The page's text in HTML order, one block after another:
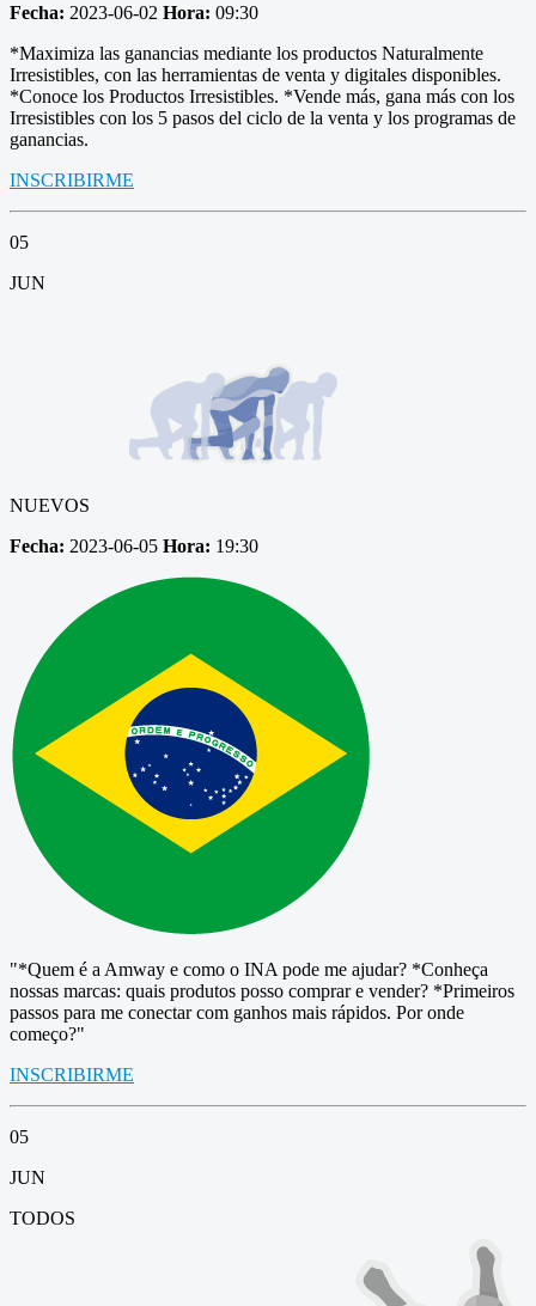
Fecha: 2023-06-02 Hora: 09:30
*Maximiza las ganancias mediante los productos Naturalmente
Irresistibles, con las herramientas de venta y digitales disponibles.
*Conoce los Productos Irresistibles. *Vende más, gana más con los
Irresistibles con los 5 pasos del ciclo de la venta y los programas de
ganancias.
INSCRIBIRME
05
JUN
NUEVOS
Fecha: 2023-06-05 Hora: 19:30
"*Quem é a Amway e como o INA pode me ajudar? *Conheça
nossas marcas: quais produtos posso comprar e vender? *Primeiros
passos para me conectar com ganhos mais rápidos. Por onde
começo?"
INSCRIBIRME
05
JUN
TODOS